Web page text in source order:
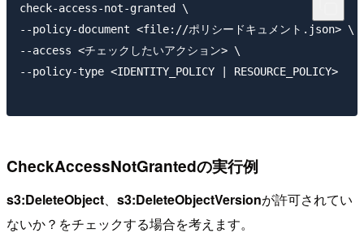
check-access-not-granted \
--policy-document <file://ポリシードキュメント.json> \
--access <チェックしたいアクション> \
--policy-type <IDENTITY_POLICY | RESOURCE_POLICY>
CheckAccessNotGrantedの実行例
s3:DeleteObject、 s3:DeleteObjectVersionが許可されてい
ないか？をチェックする場合を考えます。